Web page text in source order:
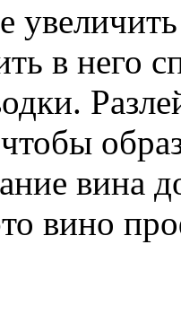
в
вина
вино